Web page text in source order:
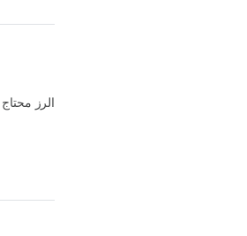
الرز